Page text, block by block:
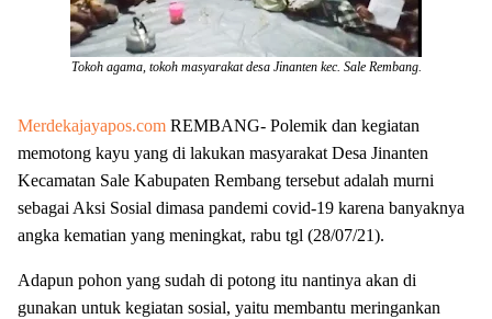
Tokoh agama, tokoh masyarakat desa Jinanten kec. Sale Rembang.
Merdekajayapos.com REMBANG- Polemik dan kegiatan
memotong kayu yang di lakukan masyarakat Desa Jinanten
Kecamatan Sale Kabupaten Rembang tersebut adalah murni
sebagai Aksi Sosial dimasa pandemi covid-19 karena banyaknya
angka kematian yang meningkat, rabu tgl (28/07/21).
Adapun pohon yang sudah di potong itu nantinya akan di
gunakan untuk kegiatan sosial, yaitu membantu meringankan